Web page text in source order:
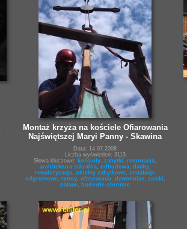
Montaż krzyża na kościele Ofiarowania
Najświętszej Maryi Panny - Skawina
Data: 14.07.2008
Liczba wyświetleń: 3113
Słowa kluczowe: kościoły zabytki renowacja
architektura sakralna, odbudowa, dachy,
rewaloryzacja obiekty zabytkowe instalacje
odgromowe, rynny, ofasowania, dzwonnice, zamki
pałace
budowle obronne